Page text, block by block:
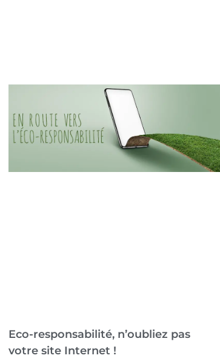
Eco-responsabilité, n’oubliez pas
votre site Internet !